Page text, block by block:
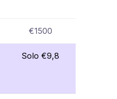
€1500
Solo €9,8